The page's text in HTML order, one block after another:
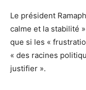
Le président
calme et la stabilité
que si les «
« des racines
justifier ».